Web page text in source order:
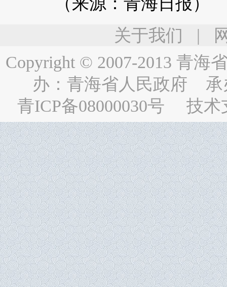
关于我们 |
Copyright © 2007-2013 青海
办： 青海省人民政府 承
青ICP备08000030号 技术